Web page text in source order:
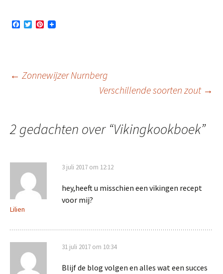
o
k
T
r
P
e
s
Berichtnavigatie
← Zonnewijzer Nurnberg
Verschillende soorten zout →
2 gedachten over “Vikingkookboek”
Lilien
3 juli 2017 om 12:12
hey,heeft u misschien een vikingen recept
voor mij?
31 juli 2017 om 10:34
Blijf de blog volgen en alles wat een succes